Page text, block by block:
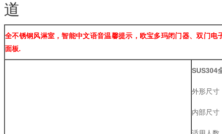
道
全不锈钢风淋室，智能中文语音温馨提示，欧宝多玛闭门器、双门电
面板.
SUS304
外形尺寸
内部尺寸